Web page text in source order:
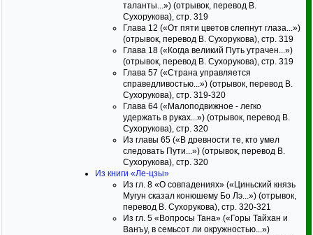
таланты...») (отрывок, перевод В.
Сухорукова), стр. 319
Глава 12 («От пяти цветов слепнут глаза...»)
(отрывок, перевод В. Сухорукова), стр. 319
Глава 18 («Когда великий Путь утрачен...»)
(отрывок, перевод В. Сухорукова), стр. 319
Глава 57 («Страна управляется
справедливостью...») (отрывок, перевод В.
Сухорукова), стр. 319-320
Глава 64 («Малоподвижное - легко
удержать в руках...») (отрывок, перевод В.
Сухорукова), стр. 320
Из главы 65 («В древности те, кто умел
следовать Пути...») (отрывок, перевод В.
Сухорукова), стр. 320
Из книги «Ле-цзы»
Из гл. 8 «О совпадениях» («Циньский князь
Мугун сказал конюшему Бо Лэ...») (отрывок,
перевод В. Сухорукова), стр. 320-321
Из гл. 5 «Вопросы Тана» («Горы Тайхан и
Ванъу, в семьсот ли окружностью...»)